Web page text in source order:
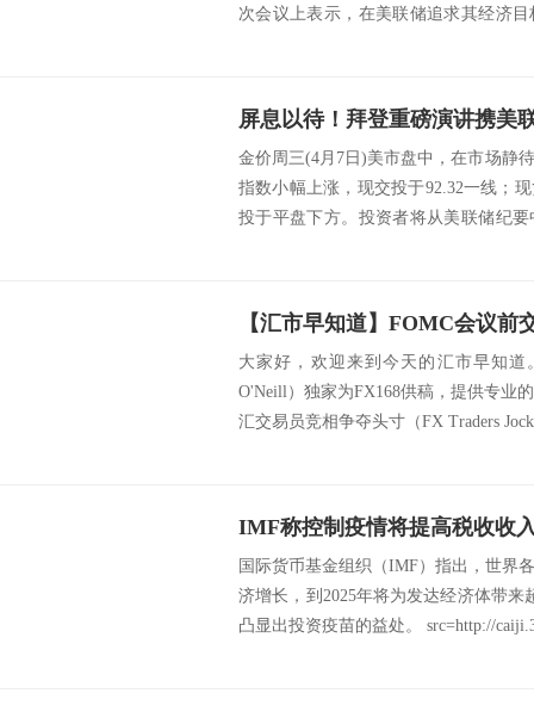
次会议上表示，在美联储追求其经济
金价周三(4月7日)美市盘中，在市场静
指数小幅上涨，现交投于92.32一线；
投于平盘下方。投资者将从美联储纪
大家好，欢迎来到今天的汇市早知道
O'Neill）独家为FX168供稿，提供专业
汇交易员竞相争夺头寸（FX Traders
国际货币基金组织（IMF）指出，世界
济增长，到2025年将为发达经济体带
凸显出投资疫苗的益处。 src=http://